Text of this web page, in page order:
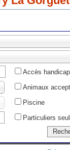
Accès
Animaux
Piscine
Particuliers